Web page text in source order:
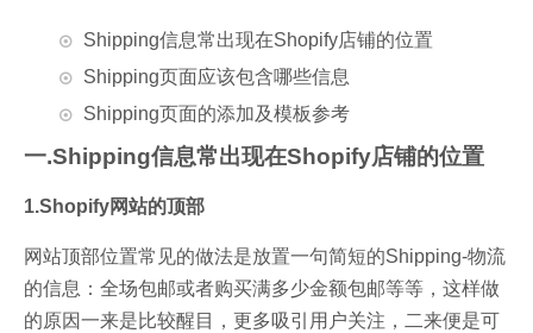
Shipping信息常出现在Shopify店铺的位置
Shipping页面应该包含哪些信息
Shipping页面的添加及模板参考
一.Shipping信息常出现在Shopify店铺的位置
1.Shopify网站的顶部
网站顶部位置常见的做法是放置一句简短的Shipping-物流
的信息：全场包邮或者购买满多少金额包邮等等，这样做
的原因一来是比较醒目，更多吸引用户关注，二来便是可